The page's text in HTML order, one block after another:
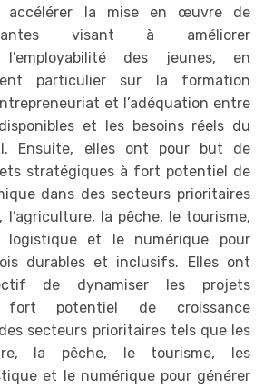
accélérer la mise en œuvre de
visant à améliorer
l’employabilité des jeunes, en
particulier sur la formation
et l’adéquation entre
et les besoins réels du
Ensuite, elles ont pour but de
stratégiques à fort potentiel de
dans des secteurs prioritaires
l’agriculture, la pêche, le tourisme,
logistique et le numérique pour
durables et inclusifs. Elles ont
de dynamiser les projets
fort potentiel de croissance
secteurs prioritaires tels que les
la pêche, le tourisme, les
et le numérique pour générer